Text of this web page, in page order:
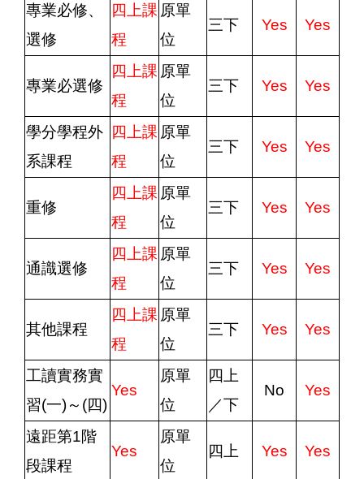
專業必修、
選修
四上課
程
原單
位
三下 Yes Yes
專業必選修
四上課
程
原單
位
三下 Yes Yes
學分學程外
系課程
四上課
程
原單
位
三下 Yes Yes
重修
四上課
程
原單
位
三下 Yes Yes
通識選修
四上課
程
原單
位
三下 Yes Yes
其他課程
四上課
程
原單
位
三下 Yes Yes
工讀實務實
習(一)～(四)
Yes
原單
位
四上
／下
No Yes
遠距第1階
段課程
Yes
原單
位
四上 Yes Yes